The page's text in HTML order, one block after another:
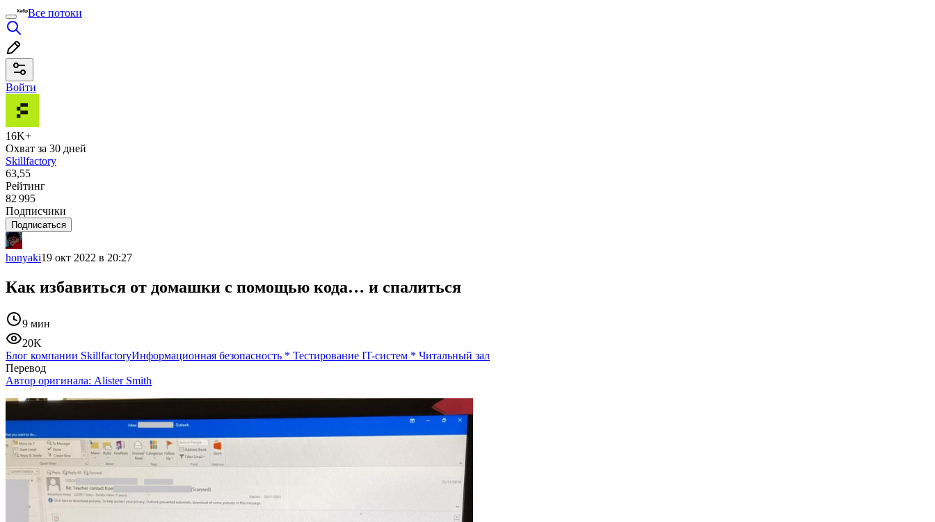
Все потоки
Войти
16K+
Охват за 30 дней
Skillfactory
63,55
Рейтинг
82 995
Подписчики
Подписаться
honyaki19 окт 2022 в 20:27
Как избавиться от домашки с помощью кода… и спалиться
9 мин
20K
Блог компании SkillfactoryИнформационная безопасность * Тестирование IT-систем * Читальный зал
Перевод
Автор оригинала: Alister Smith